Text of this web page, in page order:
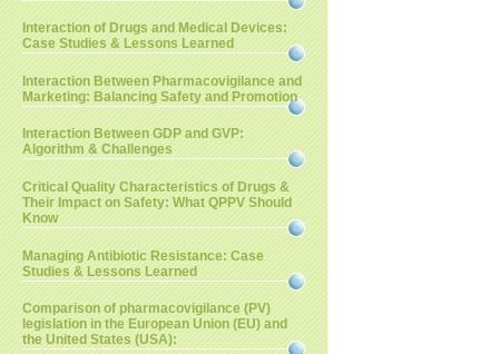
Interaction of Drugs and Medical Devices:
Case Studies & Lessons Learned
Interaction Between Pharmacovigilance and
Marketing: Balancing Safety and Promotion
Interaction Between GDP and GVP:
Algorithm & Challenges
Critical Quality Characteristics of Drugs &
Their Impact on Safety: What QPPV Should
Know
Managing Antibiotic Resistance: Case
Studies & Lessons Learned
Comparison of pharmacovigilance (PV)
legislation in the European Union (EU) and
the United States (USA):